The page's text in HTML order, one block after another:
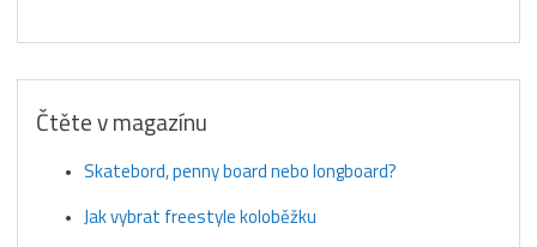
Čtěte v magazínu
Skatebord, penny board nebo longboard?
Jak vybrat freestyle koloběžku